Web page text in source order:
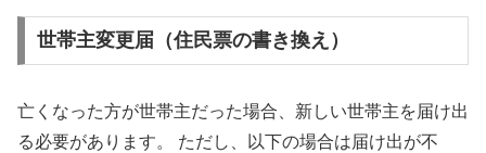
世帯主変更届（住民票の書き換え）
亡くなった方が世帯主だった場合、新しい世帯主を届け出
る必要があります。 ただし、以下の場合は届け出が不